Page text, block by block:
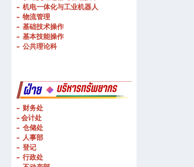
- 机电一体化与工业机器人
- 物流管理
- 基础技术操作
- 基本技能操作
- 公共理论科
- 财务处
-会计处
- 仓储处
- 人事部
- 登记
- 行政处